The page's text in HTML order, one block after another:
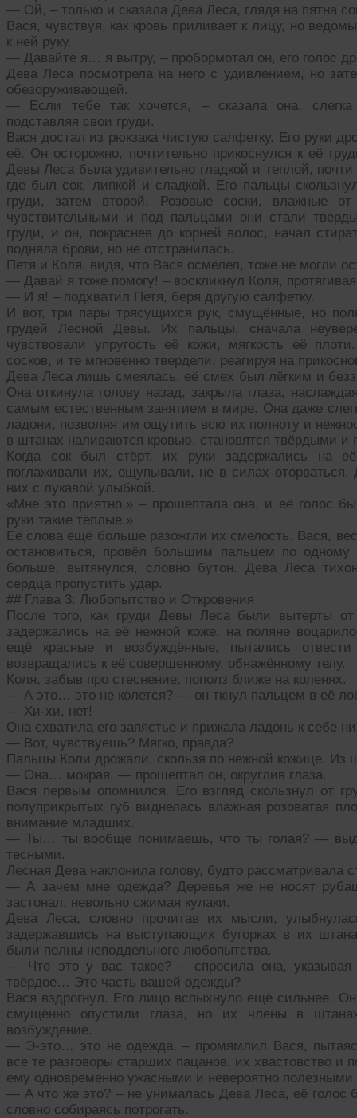
— Ой, – только и сказала Дева Леса, глядя на пятна
Вася, чувствуя, как кровь приливает к лицу, но
к ней руку.
— Давайте я… я вытру, – пробормотал он, его голос
Дева Леса посмотрела на него с удивлением, но
обезоруживающей.
— Если тебе так хочется, – сказала она, слегка
подставляя свои груди.
Вася достал из рюкзака чистую салфетку. Его руки
её. Он осторожно, почтительно прикоснулся к её
Девы Леса была удивительно гладкой и теплой, почти
где был сок, липкой и сладкой. Его пальцы
груди, затем второй. Розовые соски, влажные
чувствительными и под пальцами они стали
груди, и он, покраснев до корней волос, начал
подняла брови, но не отстранилась.
Петя и Коля, видя, что Вася осмелел, тоже не могли
— Давай я тоже помогу! – воскликнул Коля, протягивая
— И я! – подхватил Петя, беря другую салфетку.
И вот, три пары трясущихся рук, смущённые, но
грудей Лесной Девы. Их пальцы, сначала
чувствовали упругость её кожи, мягкость её
сосков, и те мгновенно твердели, реагируя на
Дева Леса лишь смеялась, её смех был лёгким и
Она откинула голову назад, закрыла глаза,
самым естественным занятием в мире. Она даже
ладони, позволяя им ощутить всю их полноту и
в штанах наливаются кровью, становятся твёрдыми и
Когда сок был стёрт, их руки задержались на
поглаживали их, ощупывали, не в силах
них с лукавой улыбкой.
«Мне это приятно,» – прошептала она, и её голос
руки такие тёплые.»
Её слова ещё больше разожгли их смелость. Вася,
остановиться, провёл большим пальцем по одному
больше, вытянулся, словно бутон. Дева Леса
сердца пропустить удар.
## Глава 3: Любопытство и Откровения
После того, как груди Девы Леса были вытерты
задержались на её нежной коже, на поляне
ещё красные и возбуждённые, пытались
возвращались к её совершенному, обнажённому телу.
Коля, забыв про стеснение, пополз ближе на коленях.
— А это… это не колется? — он ткнул пальцем в её
— Хи-хи, нет!
Она схватила его запястье и прижала ладонь к себе
— Вот, чувствуешь? Мягко, правда?
Пальцы Коли дрожали, скользя по нежной кожице. Из
— Она… мокрая, — прошептал он, округлив глаза.
Вася первым опомнился. Его взгляд скользнул от
полуприкрытых губ виднелась влажная розоватая
внимание младших.
— Ты… ты вообще понимаешь, что ты голая? —
тесными.
Лесная Дева наклонила голову, будто рассматривала
— А зачем мне одежда? Деревья же не носят
застонал, невольно сжимая кулаки.
Дева Леса, словно прочитав их мысли,
задержавшись на выступающих бугорках в их
были полны неподдельного любопытства.
— Что это у вас такое? – спросила она,
твёрдое… Это часть вашей одежды?
Вася вздрогнул. Его лицо вспыхнуло ещё сильнее.
смущённо опустили глаза, но их члены в
возбуждение.
— Э-это… это не одежда, – промямлил Вася,
все те разговоры старших пацанов, их хвастовство
ему одновременно ужасными и невероятно полезными.
— А что же это? – не унималась Дева Леса, её голос
словно собираясь потрогать.